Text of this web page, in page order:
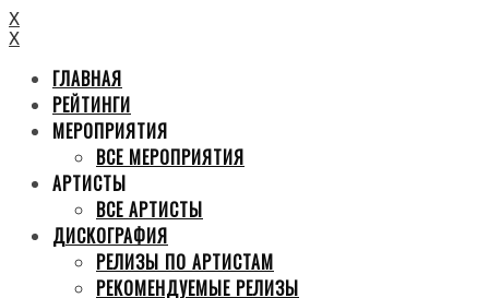
X
X
ГЛАВНАЯ
РЕЙТИНГИ
МЕРОПРИЯТИЯ
ВСЕ МЕРОПРИЯТИЯ
АРТИСТЫ
ВСЕ АРТИСТЫ
ДИСКОГРАФИЯ
РЕЛИЗЫ ПО АРТИСТАМ
РЕКОМЕНДУЕМЫЕ РЕЛИЗЫ